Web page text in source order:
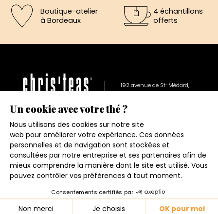
Boutique-atelier
à Bordeaux
4 échantillons
offerts
192 avenue de St-Médard,
Eysines
4.6★
158 avis
© 2026 - CHRIS'TEAS
Conditions générales de ventes
Mentions légales
Politique de confidentialité
Contact